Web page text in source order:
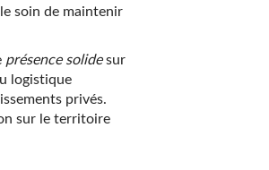
soin de maintenir
présence solidesur
logistique
privés.
sur le territoire